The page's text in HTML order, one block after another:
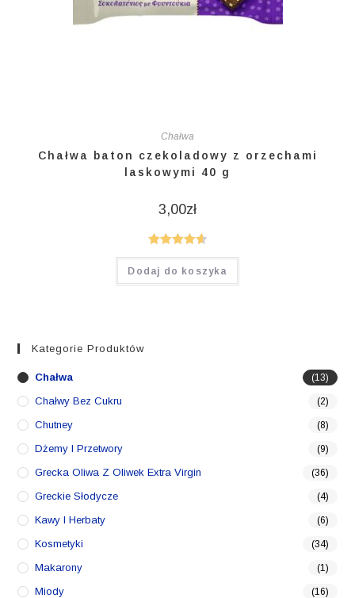
Chałwa
Chałwa baton czekoladowy z orzechami
laskowymi 40 g
3,00zł
Oceniono
4.67na 5
Dodaj do koszyka
Kategorie Produktów
Chałwa (13)
Chałwy Bez Cukru (2)
Chutney (8)
Dżemy I Przetwory (9)
Grecka Oliwa Z Oliwek Extra Virgin (36)
Greckie Słodycze (4)
Kawy I Herbaty (6)
Kosmetyki (34)
Makarony (1)
Miody (16)